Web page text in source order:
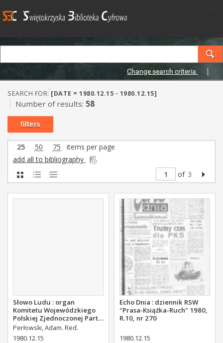
Change search criteria
SEARCH FOR: [DATE = 1980.12.15 - 1980.12.15]
Number of results: 58
filters
25 50 75
items per page
add all to bibliography
of 3
Słowo Ludu : organ
Komitetu Wojewódzkiego
Polskiej Zjednoczonej Partii
Robotniczej, 1980, R.XXXII,
nr 272
Perłowski, Adam. Red.
1980.12.15
Echo Dnia : dziennik RSW
"Prasa-Książka-Ruch" 1980,
R.10, nr 270
1980.12.15